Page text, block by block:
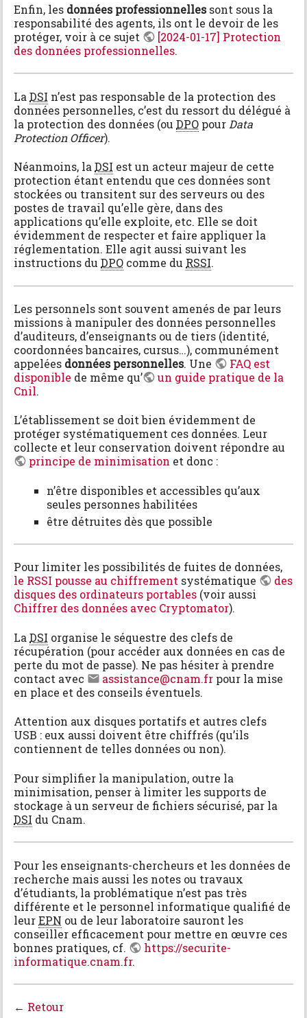
Enfin, les données professionnellessont sous la
responsabilité des agents, ils ont le devoir de les
protéger, voir à ce sujet
[2024-01-17] Protection
des données professionnelles.
LaDSI n’est pas responsable de la protection des
données personnelles, c’est du ressort du délégué à
la protection des données (ouDPO pour Data
Protection Officer).
Néanmoins, laDSI est un acteur majeur de cette
protection étant entendu que ces données sont
stockées ou transitent sur des serveurs ou des
postes de travail qu’elle gère, dans des
applications qu’elle exploite, etc. Elle se doit
évidemment de respecter et faire appliquer la
réglementation. Elle agit aussi suivant les
instructions duDPO comme du RSSI.
Les personnels sont souvent amenés de par leurs
missions à manipuler des données personnelles
d’auditeurs, d’enseignants ou de tiers (identité,
coordonnées bancaires, cursus…), communément
appelées données personnelles. Une
FAQ est
disponible de même qu’
un guide pratique de la
Cnil.
L’établissement se doit bien évidemment de
protéger systématiquement ces données. Leur
collecte et leur conservation doivent répondre au
principe de minimisation et donc :
n’être disponibles et accessibles qu’aux
seules personnes habilitées
être détruites dès que possible
Pour limiter les possibilités de fuites de données,
le RSSI pousse au chiffrement systématique
des
disques des ordinateurs portables (voir aussi
Chiffrer des données avec Cryptomator).
LaDSI organise le séquestre des clefs de
récupération (pour accéder aux données en cas de
perte du mot de passe). Ne pas hésiter à prendre
contact avec
assistance@cnam.fr pour la mise
en place et des conseils éventuels.
Attention aux disques portatifs et autres clefs
USB : eux aussi doivent être chiffrés (qu’ils
contiennent de telles données ou non).
Pour simplifier la manipulation, outre la
minimisation, penser à limiter les supports de
stockage à un serveur de fichiers sécurisé, par la
DSI du Cnam.
Pour les enseignants-chercheurs et les données de
recherche mais aussi les notes ou travaux
d’étudiants, la problématique n’est pas très
différente et le personnel informatique qualifié de
leurEPN ou de leur laboratoire sauront les
conseiller efficacement pour mettre en œuvre ces
bonnes pratiques, cf.
https://securite-
informatique.cnam.fr.
← Retour